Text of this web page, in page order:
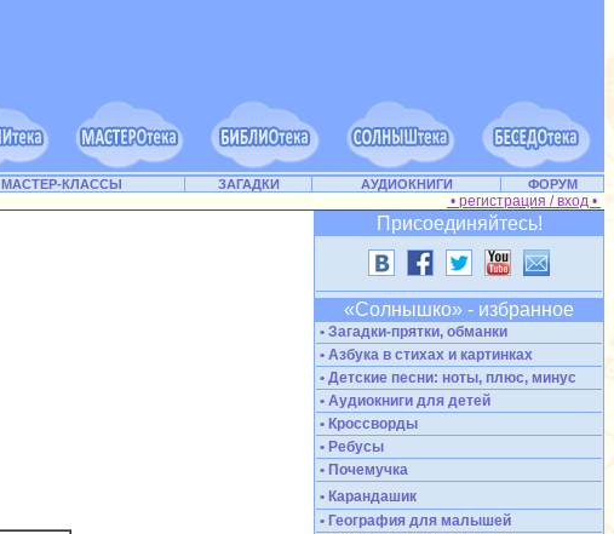
МАСТЕР-КЛАССЫ ЗАГАДКИ АУДИОКНИГИ ФОРУМ
• регистрация / вход •
Присоединяйтесь!
«Солнышко» - избранное
• Загадки-прятки, обманки
• Азбука в стихах и картинках
• Детские песни: ноты, плюс, минус
• Аудиокниги для детей
• Кроссворды
• Ребусы
• Почемучка
• Карандашик
• География для малышей